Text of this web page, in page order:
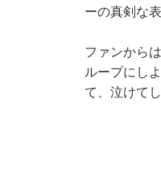
ーの真剣な
ファンから
ループにし
て、泣けて